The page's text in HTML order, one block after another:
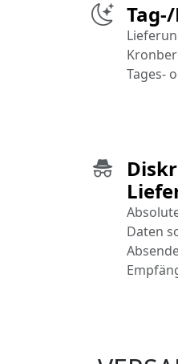
Daten
Tages-